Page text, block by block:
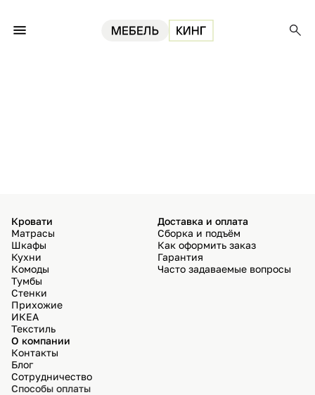
Кровати
Матрасы
Шкафы
Кухни
Комоды
Тумбы
Стенки
Прихожие
ИКЕА
Текстиль
Доставка и оплата
Сборка и подъём
Как оформить заказ
Гарантия
Часто задаваемые вопросы
О компании
Контакты
Блог
Сотрудничество
Способы оплаты